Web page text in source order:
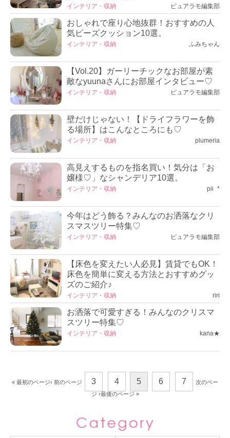
インテリア・収納 ピュアラモ編集部
おしゃれで座り心地抜群！おすすめの人
気ビーズクッション10選。
インテリア・収納 ふみちゃん
【Vol.20】ガーリーチックなお部屋が素
敵なyuunaさんにお部屋インタビュー♡
インテリア・収納 ピュアラモ編集部
壁だけじゃない！【ドライフラワーを飾
る場所】はこんなところにも♡
インテリア・収納 plumeria
高見えするものを指名買い！気分は「お
嬢様♡」なシャンデリア10選。
インテリア・収納 pii_*
今年はどう飾る？みんなのお洒落なクリ
スマスツリー特集♡
インテリア・収納 ピュアラモ編集部
【床色を変えたい人必見】賃貸でもOK！
床色を簡単に変える方法とおすすめグッ
ズのご紹介♪
インテリア・収納 riri
お洒落で可愛すぎる！みんなのクリスマ
スツリー特集♡
インテリア・収納 kana★
« 最初のページ‹ 前のページ 3 4 5 6 7
次のペー
ジ ›最後のページ »